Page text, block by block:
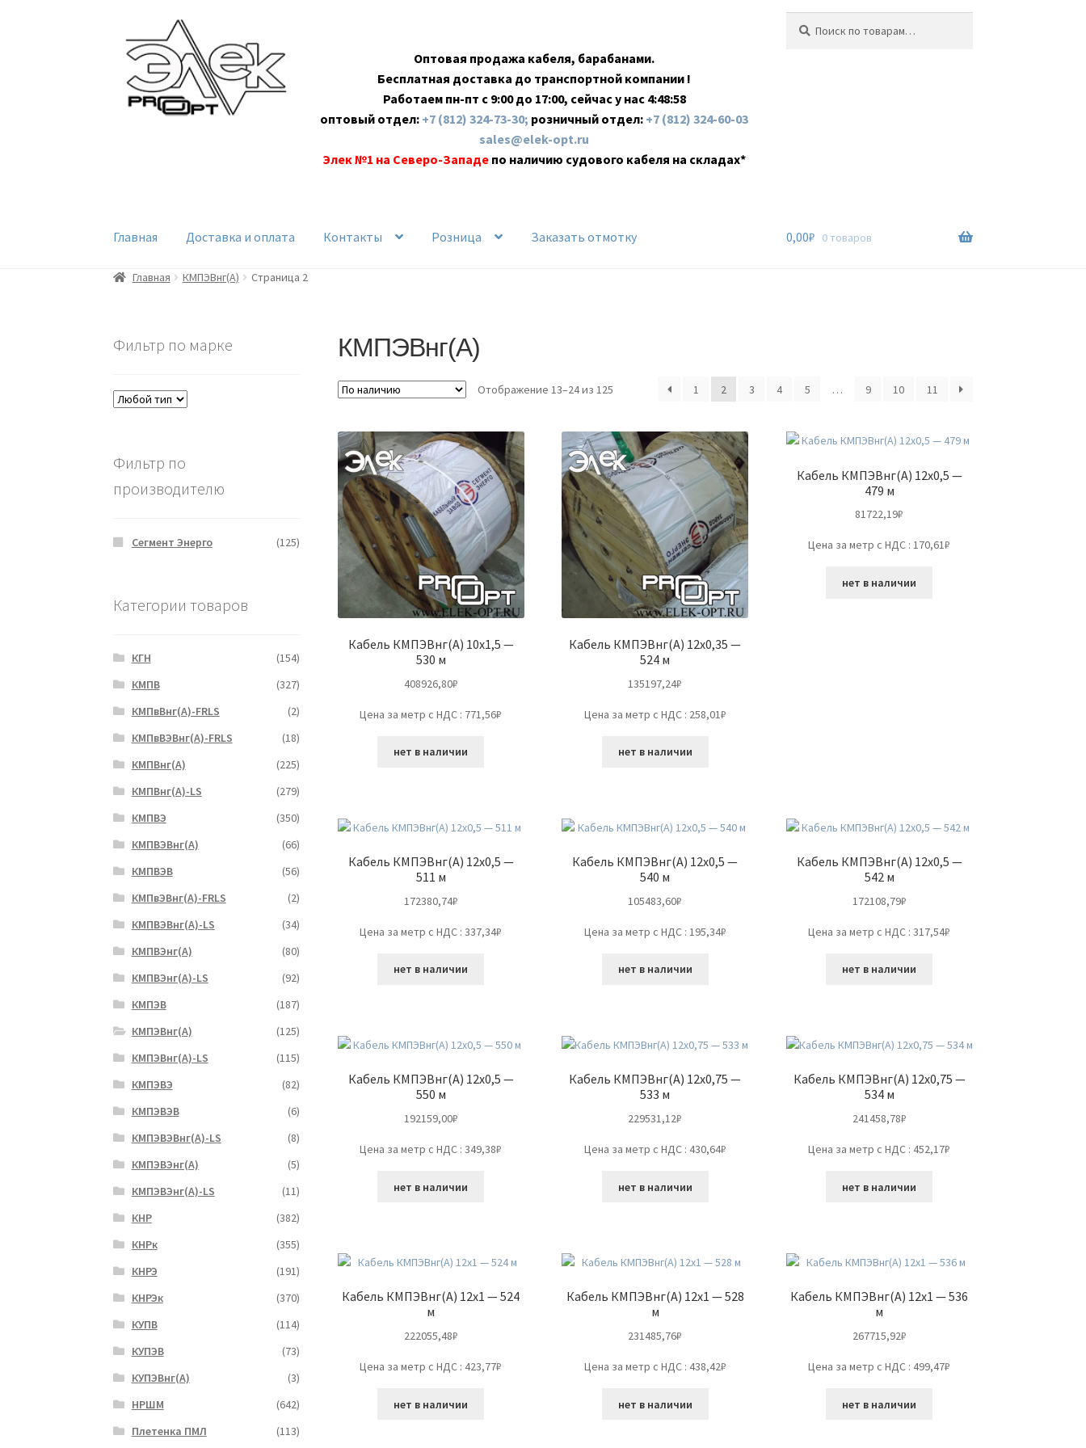
навигации
содержимому
Оптовая продажа кабеля, барабанами.
Бесплатная доставка до транспортной компании !
Работаем пн-пт с 9:00 до 17:00, сейчас у нас 4:48:58
оптовый отдел: +7 (812) 324-73-30; розничный отдел: +7 (812) 324-60-03
sales@elek-opt.ru
Элек №1 на Северо-Западе по наличию судового кабеля на складах*
Главная Доставка и оплата Контакты Розница Заказать отмотку 0,00₽ 0 товаров
Главная КМПЭВнг(А) Страница 2
КМПЭВнг(А)
Отображение 13–24 из 125 1 2 3 4 5 … 9 10 11
Кабель КМПЭВнг(А) 10х1,5 —
530 м
408926,80₽
Цена за метр с НДС : 771,56₽
нет в наличии
Кабель КМПЭВнг(А) 12х0,35 —
524 м
135197,24₽
Цена за метр с НДС : 258,01₽
нет в наличии
Кабель КМПЭВнг(А) 12х0,5 —
479 м
81722,19₽
Цена за метр с НДС : 170,61₽
нет в наличии
Кабель КМПЭВнг(А) 12х0,5 —
511 м
172380,74₽
Цена за метр с НДС : 337,34₽
нет в наличии
Кабель КМПЭВнг(А) 12х0,5 —
540 м
105483,60₽
Цена за метр с НДС : 195,34₽
нет в наличии
Кабель КМПЭВнг(А) 12х0,5 —
542 м
172108,79₽
Цена за метр с НДС : 317,54₽
нет в наличии
Кабель КМПЭВнг(А) 12х0,5 —
550 м
192159,00₽
Цена за метр с НДС : 349,38₽
нет в наличии
Кабель КМПЭВнг(А) 12х0,75 —
533 м
229531,12₽
Цена за метр с НДС : 430,64₽
нет в наличии
Кабель КМПЭВнг(А) 12х0,75 —
534 м
241458,78₽
Цена за метр с НДС : 452,17₽
нет в наличии
Кабель КМПЭВнг(А) 12х1 — 524
м
222055,48₽
Цена за метр с НДС : 423,77₽
нет в наличии
Кабель КМПЭВнг(А) 12х1 — 528
м
231485,76₽
Цена за метр с НДС : 438,42₽
нет в наличии
Кабель КМПЭВнг(А) 12х1 — 536
м
267715,92₽
Цена за метр с НДС : 499,47₽
нет в наличии
Фильтр по марке
Фильтр по
производителю
Сегмент Энерго (125)
Категории товаров
КГН
(154)
КМПВ
(327)
КМПвВнг(А)-FRLS
(2)
КМПвВЭВнг(А)-FRLS
(18)
КМПВнг(А)
(225)
КМПВнг(А)-LS
(279)
КМПВЭ
(350)
КМПВЭBнг(А)
(66)
КМПВЭВ
(56)
КМПвЭВнг(А)-FRLS
(2)
КМПВЭВнг(А)-LS
(34)
КМПВЭнг(А)
(80)
КМПВЭнг(А)-LS
(92)
КМПЭВ
(187)
КМПЭВнг(А)
(125)
КМПЭВнг(А)-LS
(115)
КМПЭВЭ
(82)
КМПЭВЭВ
(6)
КМПЭВЭВнг(А)-LS
(8)
КМПЭВЭнг(А)
(5)
КМПЭВЭнг(А)-LS
(11)
КНР
(382)
КНРк
(355)
КНРЭ
(191)
КНРЭк
(370)
КУПВ
(114)
КУПЭВ
(73)
КУПЭВнг(А)
(3)
НРШМ
(642)
Плетенка ПМЛ
(113)